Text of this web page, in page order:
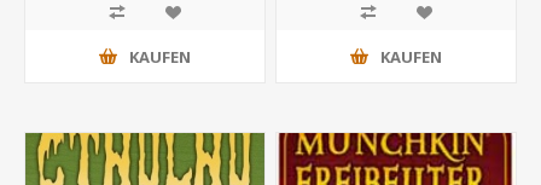
KAUFEN KAUFEN